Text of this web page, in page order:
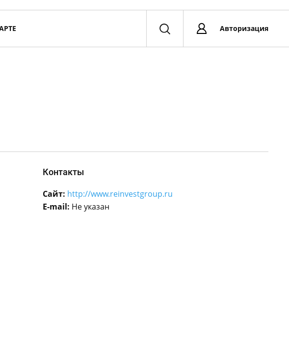
Авторизация
Контакты
Сайт: http://www.reinvestgroup.ru
E-mail: Не указан